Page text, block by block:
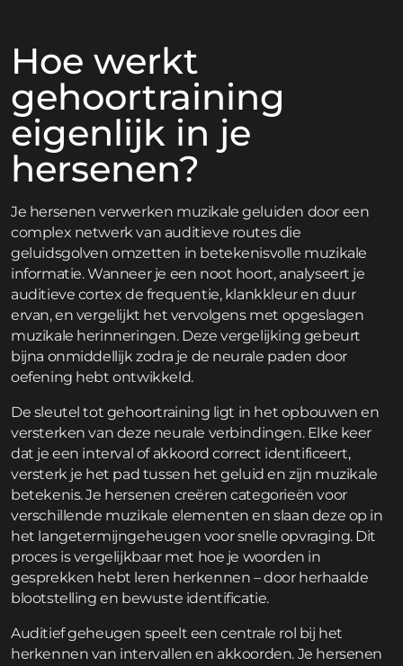
Hoe werkt
gehoortraining
eigenlijk in je
hersenen?
Je hersenen verwerken muzikale geluiden door een
complex netwerk van auditieve routes die
geluidsgolven omzetten in betekenisvolle muzikale
informatie. Wanneer je een noot hoort, analyseert je
auditieve cortex de frequentie, klankkleur en duur
ervan, en vergelijkt het vervolgens met opgeslagen
muzikale herinneringen. Deze vergelijking gebeurt
bijna onmiddellijk zodra je de neurale paden door
oefening hebt ontwikkeld.
De sleutel tot gehoortraining ligt in het opbouwen en
versterken van deze neurale verbindingen. Elke keer
dat je een interval of akkoord correct identificeert,
versterk je het pad tussen het geluid en zijn muzikale
betekenis. Je hersenen creëren categorieën voor
verschillende muzikale elementen en slaan deze op in
het langetermijngeheugen voor snelle opvraging. Dit
proces is vergelijkbaar met hoe je woorden in
gesprekken hebt leren herkennen – door herhaalde
blootstelling en bewuste identificatie.
Auditief geheugen speelt een centrale rol bij het
herkennen van intervallen en akkoorden. Je hersenen